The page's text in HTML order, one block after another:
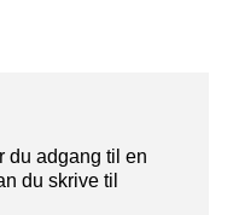
du adgang til en
du skrive til